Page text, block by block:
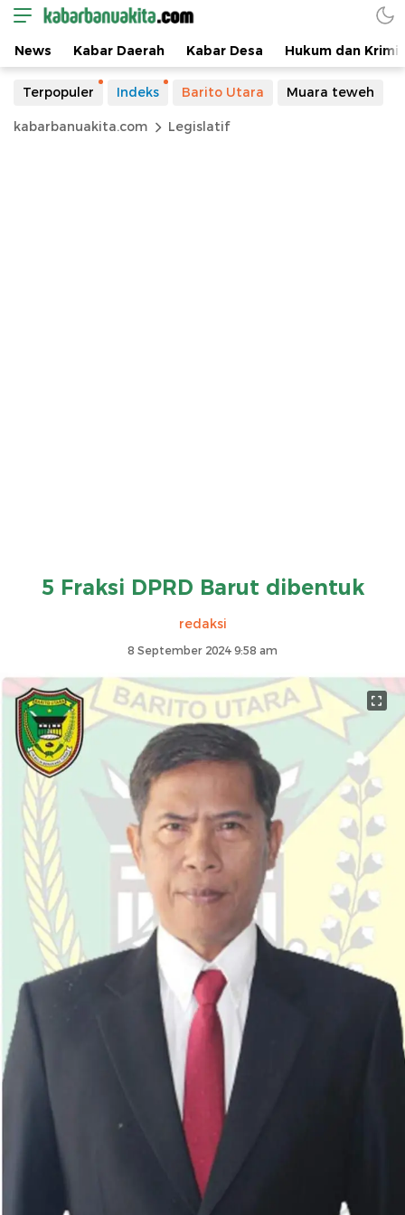
News Kabar Daerah Kabar Desa Hukum dan
Terpopuler Indeks Barito Utara Muara teweh
kabarbanuakita.com Legislatif
5 Fraksi DPRD Barut dibentuk
redaksi
8 September 2024 9:58 am